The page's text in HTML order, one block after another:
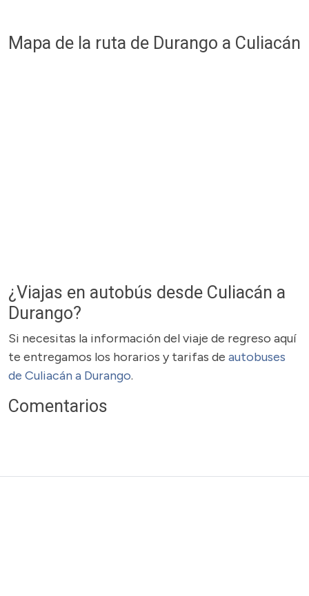
Mapa de la ruta de Durango a Culiacán
¿Viajas en autobús desde Culiacán a
Durango?
Si necesitas la información del viaje de regreso aquí
te entregamos los horarios y tarifas de autobuses
de Culiacán a Durango.
Comentarios